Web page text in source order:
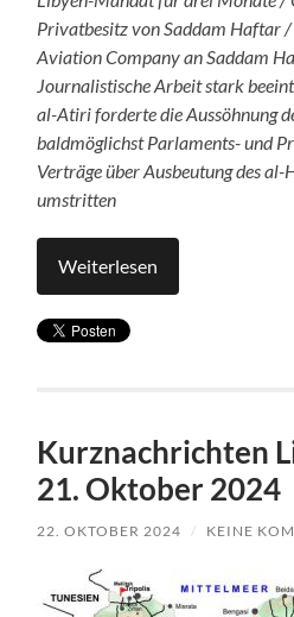
Privatbesitz von Saddam Haftar
Aviation Company an Saddam
Journalistische Arbeit stark
al-Atiri forderte die Aussöhnung
baldmöglichst Parlaments- und
Verträge über Ausbeutung des
umstritten
Weiterlesen
Kurznachrichten
21. Oktober 2024
22. OKTOBER 2024 / KEINE